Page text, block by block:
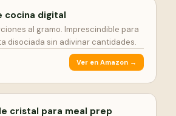
cocina digital
al gramo. Imprescindible para
disociada sin adivinar cantidades.
Ver en Amazon →
cristal para meal prep